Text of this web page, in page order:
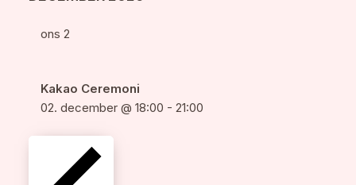
ons 2
Kakao Ceremoni
02. december @ 18:00 - 21:00